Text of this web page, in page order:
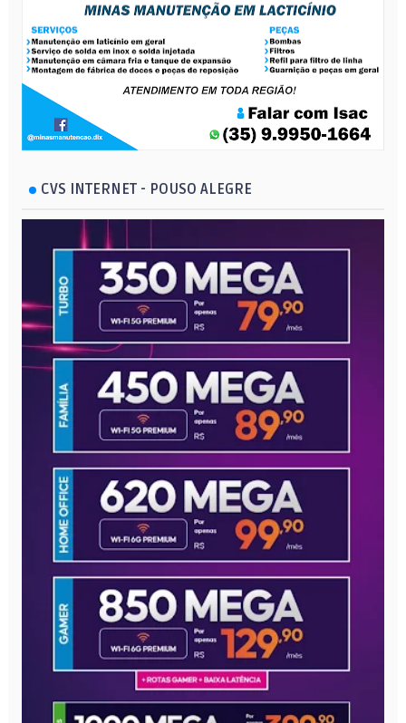
CVS INTERNET - POUSO ALEGRE